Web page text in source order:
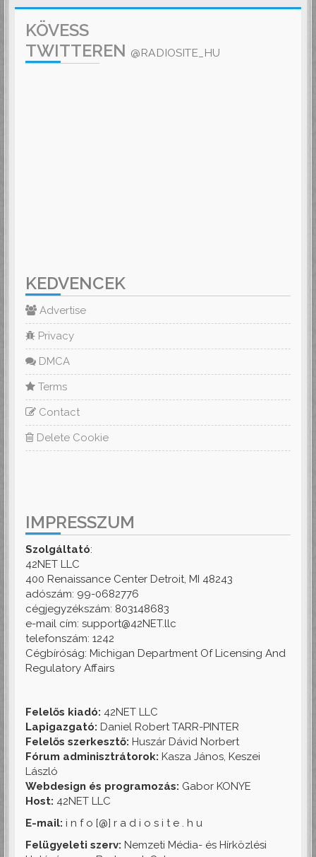
KÖVESS
TWITTEREN @RADIOSITE_HU
KEDVENCEK
Advertise
Privacy
DMCA
Terms
Contact
Delete Cookie
IMPRESSZUM
Szolgáltató:
42NET LLC
400 Renaissance Center Detroit, MI 48243
adószám: 99-0682776
cégjegyzékszám: 803148683
e-mail cím: support@42NET.llc
telefonszám: 1242
Cégbíróság: Michigan Department Of Licensing And
Regulatory Affairs
Felelős kiadó: 42NET LLC
Lapigazgató: Daniel Robert TARR-PINTER
Felelős szerkesztő: Huszár Dávid Norbert
Fórum adminisztrátorok: Kasza János, Keszei
László
Webdesign és programozás: Gabor KONYE
Host: 42NET LLC
E-mail: i n f o [@] r a d i o s i t e . h u
Felügyeleti szerv: Nemzeti Média- és Hírközlési